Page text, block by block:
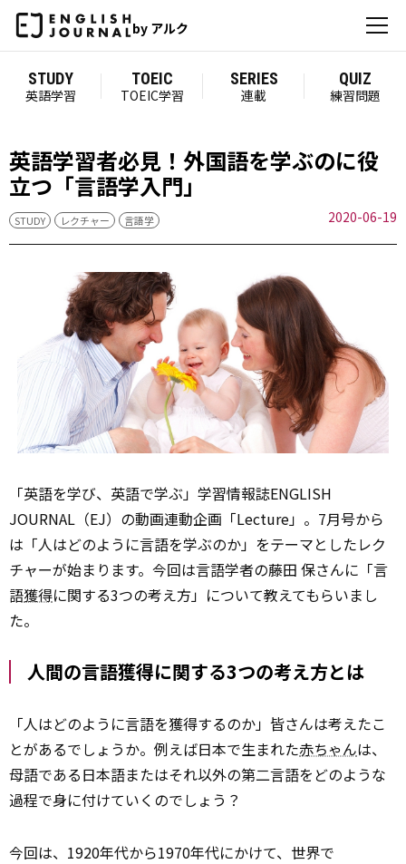
by アルク
STUDY
英語学習
TOEIC
TOEIC学習
SERIES
連載
QUIZ
練習問題
英語学習者必見！外国語を学ぶのに役
立つ「言語学入門」
STUDY レクチャー 言語学 2020-06-19
「英語を学び、英語で学ぶ」学習情報誌ENGLISH
JOURNAL（EJ）の動画連動企画「Lecture」。7月号から
は「人はどのように言語を学ぶのか」をテーマとしたレク
チャーが始まります。今回は言語学者の藤田 保さんに「言
語獲得に関する3つの考え方」について教えてもらいまし
た。
人間の言語獲得に関する3つの考え方とは
「人はどのように言語を獲得するのか」――皆さんは考えたこ
とがあるでしょうか。例えば日本で生まれた赤ちゃんは、
母語である日本語またはそれ以外の第二言語をどのような
過程で身に付けていくのでしょう？
今回は、1920年代から1970年代にかけて、世界で